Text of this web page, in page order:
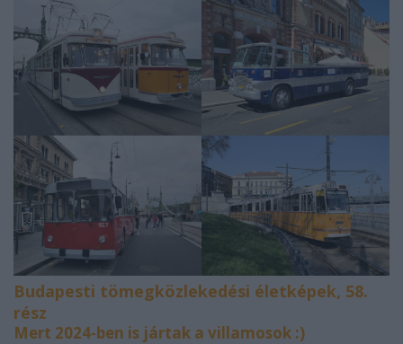
Budapesti tömegközlekedési életképek, 58.
rész
Mert 2024-ben is jártak a villamosok :)